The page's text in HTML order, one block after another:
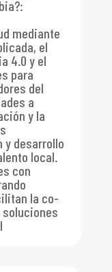
:
mediante
el
4.0 y el
para
del
a
y la
y desarrollo
local.
con
la co-